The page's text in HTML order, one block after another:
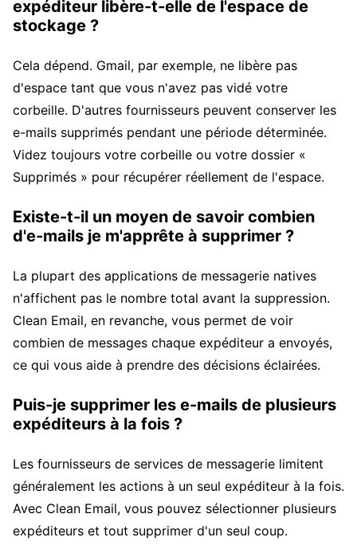
expéditeur libère-t-elle de l'espace de
stockage ?
Cela dépend. Gmail, par exemple, ne libère pas
d'espace tant que vous n'avez pas vidé votre
corbeille. D'autres fournisseurs peuvent conserver les
e-mails supprimés pendant une période déterminée.
Videz toujours votre corbeille ou votre dossier «
Supprimés » pour récupérer réellement de l'espace.
Existe-t-il un moyen de savoir combien
d'e-mails je m'apprête à supprimer ?
La plupart des applications de messagerie natives
n'affichent pas le nombre total avant la suppression.
Clean Email, en revanche, vous permet de voir
combien de messages chaque expéditeur a envoyés,
ce qui vous aide à prendre des décisions éclairées.
Puis-je supprimer les e-mails de plusieurs
expéditeurs à la fois ?
Les fournisseurs de services de messagerie limitent
généralement les actions à un seul expéditeur à la fois.
Avec Clean Email, vous pouvez sélectionner plusieurs
expéditeurs et tout supprimer d'un seul coup.